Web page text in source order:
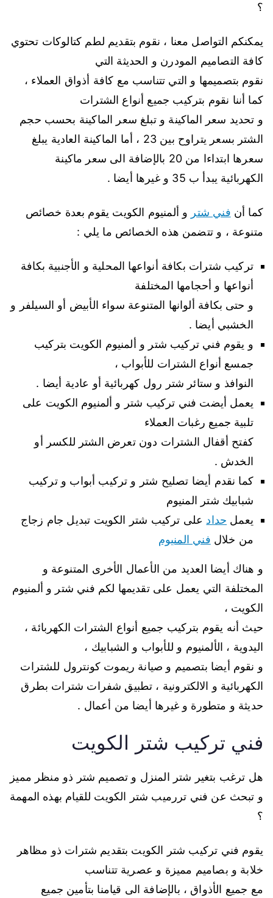
؟
يمكنكم التواصل معنا ، نقوم بتقديم لطم كتالوكات تحتوي
كافة التصاميم المودرن و الحديثة التي
نقوم بتصميمها و التي تتناسب مع كافة أذواق العملاء ،
كما أننا نقوم بتركيب جميع أنواع الشترات
و تحديد سعر الماكينة و تبلغ سعر الماكينة بحسب حجم
الشتر بسعر يتراوح بين 23 ، أما الماكينة العادية يبلغ
سعرها ابتداءا من 20 بالإضافة الى سعر ماكينة
الكهربائية يبدأ ب 35 و غيرها أيضا .
كما أن فني شتر و ألمنيوم الكويت يقوم بعدة خصائص
متنوعة ، و تتضمن هذه الخصائص ما يلي :
تركيب شترات بكافة أنواعها المحلية و الأجنبية بكافة
أنواعها و أحجامها المختلفة
و حتى بكافة ألوانها المتنوعة سواء الأبيض أو السيلفر و
الخشبي أيضا .
و يقوم فني تركيب شتر و ألمنيوم الكويت بتركيب
جمسع أنواع الشترات للأبواب ،
النوافذ و ستائر شتر رول كهربائية أو عادية أيضا .
يعمل أيضت فني تركيب شتر و ألمنيوم الكويت على
تلبية جميع رغبات العملاء
كفتح أقفال الشترات دون تعرض الشتر للكسر أو
الخدش .
كما نقدم أيضا تصليح شتر و تركيب أبواب و تركيب
شبابيك شتر المنيوم
يعمل حداد على تركيب شتر الكويت تبديل جام زجاج
من خلال فني المنيوم
و هناك أيضا العديد من الأعمال الأخرى المتنوعة و
المختلفة التي يعمل على تقديمها لكم فني شتر و ألمنيوم
الكويت ،
حيث أنه يقوم بتركيب جميع أنواع الشترات الكهربائة ،
اليدوية ، الألمنيوم و للأبواب و الشبابيك ،
و نقوم أيضا بتصميم و صيانة ريموت كونترول للشترات
الكهربائية و الالكترونية ، تطبيق شفرات شترات بطرق
حديثة و متطورة و غيرها أيضا من أعمال .
فني تركيب شتر الكويت
هل ترغب بتغير شتر المنزل و تصميم شتر ذو منظر مميز
و تبحث عن فني تررميب شتر الكويت للقيام بهذه المهمة
؟
يقوم فني تركيب شتر الكويت بتقديم شترات ذو مظاهر
خلابة و بصاميم مميزة و عصرية تتناسب
مع جميع الأذواق ، بالإضافة الى قيامنا بتأمين جميع